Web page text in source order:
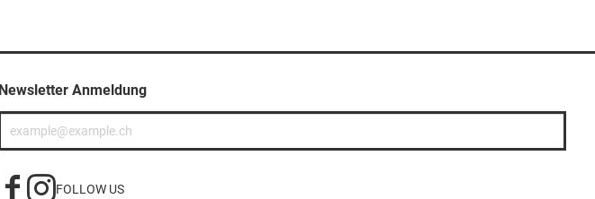
Newsletter Anmeldung
FOLLOW US